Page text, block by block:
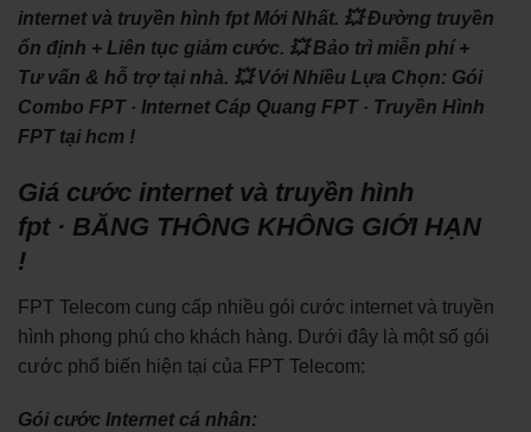
internet và truyền hình fpt Mới Nhất. 💥 Đường truyền
ổn định + Liên tục giảm cước. 💥 Bảo trì miễn phí +
Tư vấn & hỗ trợ tại nhà. 💥 Với Nhiều Lựa Chọn: ‎Gói
Combo FPT · ‎Internet Cáp Quang FPT · ‎Truyền Hình
FPT tại hcm !
Giá cước internet và truyền hình
fpt · BĂNG THÔNG KHÔNG GIỚI HẠN
!
FPT Telecom cung cấp nhiều gói cước internet và truyền
hình phong phú cho khách hàng. Dưới đây là một số gói
cước phổ biến hiện tại của FPT Telecom:
Gói cước Internet cá nhân: